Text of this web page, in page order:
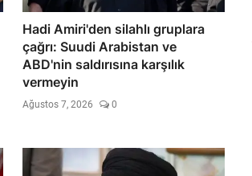
Hadi Amiri'den silahlı gruplara
çağrı: Suudi Arabistan ve
ABD'nin saldırısına karşılık
vermeyin
Ağustos 7, 2026 0